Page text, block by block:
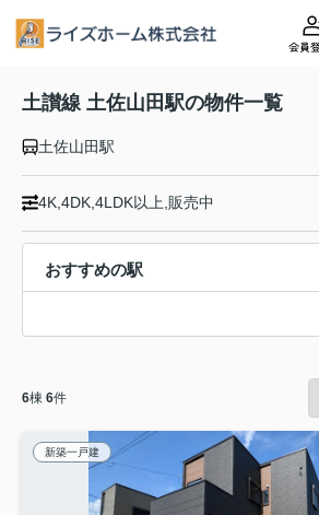
土讃線 土佐山田駅の物件一覧
土佐山田駅
4K,4DK,4LDK以上,販売中
おすすめの駅
6棟 6件
新築一戸建